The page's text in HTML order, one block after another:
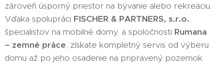
zároveň úsporný priestor na bývanie alebo rekreáciu.
Vďaka spolupráci FISCHER & PARTNERS, s.r.o.,
špecialistov na mobilné domy, a spoločnosti Rumana
– zemné práce, získate kompletný servis od výberu
domu až po jeho osadenie na pripravený pozemok.